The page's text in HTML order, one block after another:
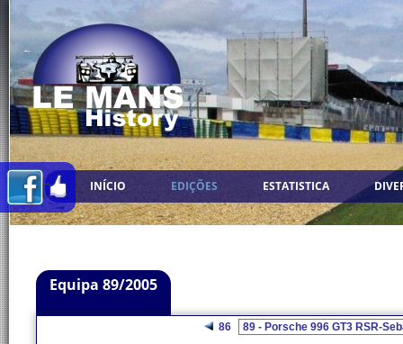
INÍCIO EDIÇÕES ESTATISTICA
Equipa 89/2005
86